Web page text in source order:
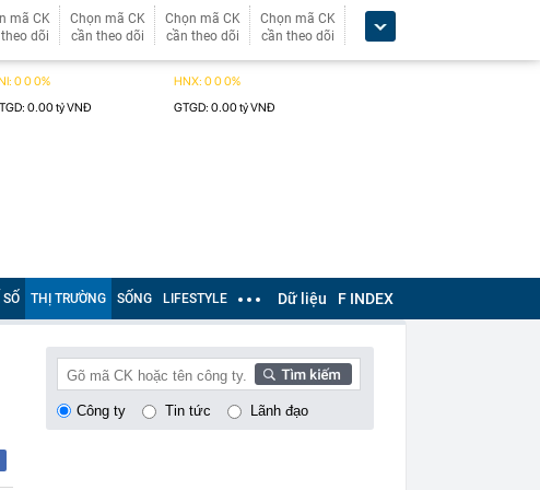
mã CK
dõi
Chọn mã CK
cần theo dõi
Chọn mã CK
cần theo dõi
Chọn mã CK
cần theo dõi
THỊ TRƯỜNG SỐNG LIFESTYLE Dữ liệu F INDEX
Công ty Tin tức Lãnh đạo